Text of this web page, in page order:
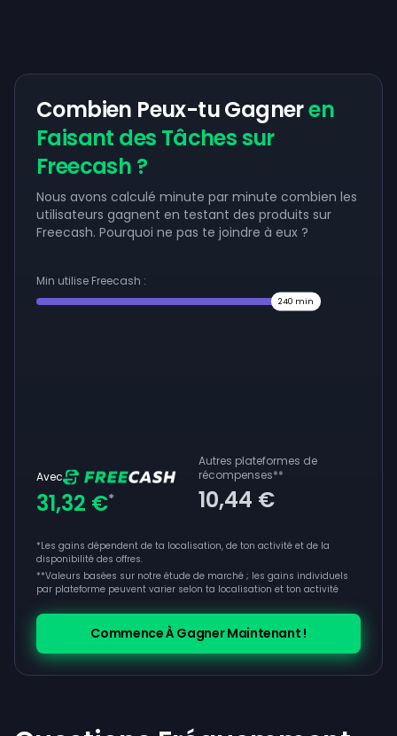
Combien Peux-tu Gagneren
Faisant des Tâches sur
Freecash ?
Nous avons calculé minute par minute combien les
utilisateurs gagnent en testant des produits sur
Freecash. Pourquoi ne pas te joindre à eux ?
Min utilise Freecash :
240 min
Avec
31,32 €*
Autres plateformes de
récompenses**
10,44 €
*Les gains dépendent de ta localisation, de ton activité et de la
disponibilité des offres.
**Valeurs basées sur notre étude de marché ; les gains individuels
par plateforme peuvent varier selon ta localisation et ton activité
Commence À Gagner Maintenant !